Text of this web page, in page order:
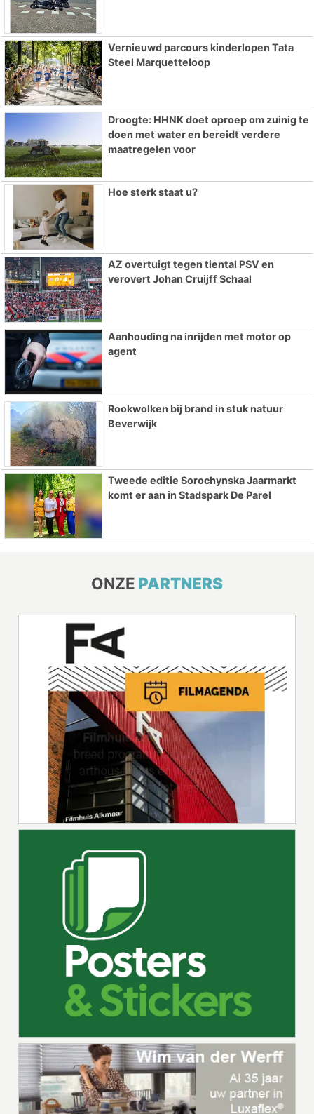
Vernieuwd parcours kinderlopen Tata
Steel Marquetteloop
Droogte: HHNK doet oproep om zuinig te
doen met water en bereidt verdere
maatregelen voor
Hoe sterk staat u?
AZ overtuigt tegen tiental PSV en
verovert Johan Cruijff Schaal
Aanhouding na inrijden met motor op
agent
Rookwolken bij brand in stuk natuur
Beverwijk
Tweede editie Sorochynska Jaarmarkt
komt er aan in Stadspark De Parel
ONZE PARTNERS